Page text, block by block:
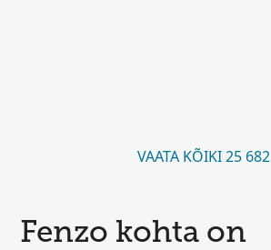
VAATA KÕIKI 25 682
Fenzo kohta on